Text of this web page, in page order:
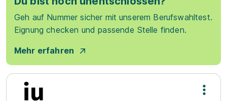
Geh auf Nummer sicher mit unserem Berufswahltest.
Eignung checken und passende Stelle finden.
Mehr erfahren